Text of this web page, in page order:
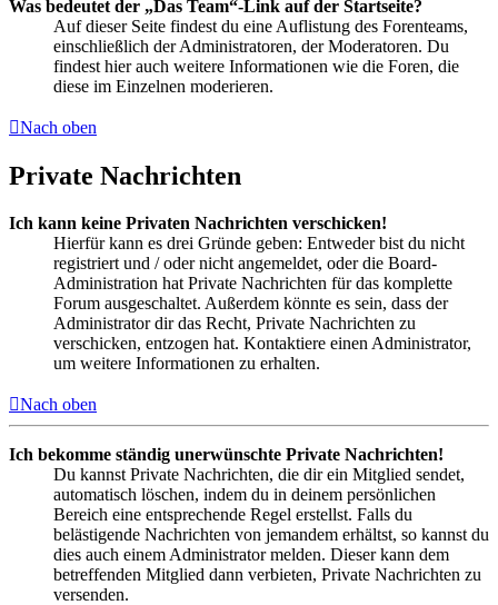
Was bedeutet der „Das Team“-Link auf der Startseite?
Auf dieser Seite findest du eine Auflistung des Forenteams,
einschließlich der Administratoren, der Moderatoren. Du
findest hier auch weitere Informationen wie die Foren, die
diese im Einzelnen moderieren.
Nach oben
Private Nachrichten
Ich kann keine Privaten Nachrichten verschicken!
Hierfür kann es drei Gründe geben: Entweder bist du nicht
registriert und / oder nicht angemeldet, oder die Board-
Administration hat Private Nachrichten für das komplette
Forum ausgeschaltet. Außerdem könnte es sein, dass der
Administrator dir das Recht, Private Nachrichten zu
verschicken, entzogen hat. Kontaktiere einen Administrator,
um weitere Informationen zu erhalten.
Nach oben
Ich bekomme ständig unerwünschte Private Nachrichten!
Du kannst Private Nachrichten, die dir ein Mitglied sendet,
automatisch löschen, indem du in deinem persönlichen
Bereich eine entsprechende Regel erstellst. Falls du
belästigende Nachrichten von jemandem erhältst, so kannst du
dies auch einem Administrator melden. Dieser kann dem
betreffenden Mitglied dann verbieten, Private Nachrichten zu
versenden.